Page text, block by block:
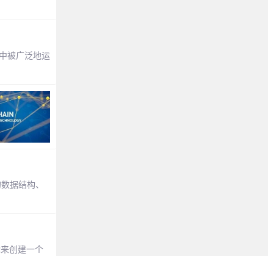
被广泛地运
据结构、
创建一个